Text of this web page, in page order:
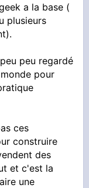
a la base (
plusieurs
peu regardé
pour
ces
construire
des
et c'est la
une